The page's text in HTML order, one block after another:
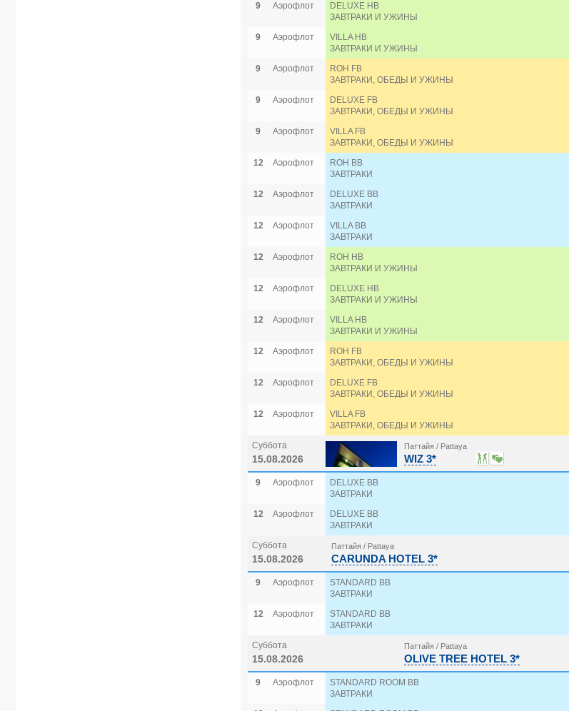
LANTANA PATTAYA HOTEL &
MANDARIN EASTVILLE PATTAYA 5*
MASON PATTAYA 5*
MAYAANA BEACH RESORT (ex.
PATTAYA DISCOVERY BEACH
PATTAYA PARK BEACH RESORT 3*
PAYAA HOTEL 3*
PHU VIEW TALAY RESORT 2*
PHUPHAYA RESORT 3*
PINNACLE GRAND JOMTIEN
PLUMERIA RESORT PATTAYA 3*
RAVINDRA BEACH RESORT &
ROYAL CLIFF BEACH HOTEL 5*
ROYAL THAI PAVILION 4*
ROYAL WING SUITES & SPA 5*
9 Аэрофлот
DELUXE HB
ЗАВТРАКИ И УЖИНЫ
9 Аэрофлот
VILLA HB
ЗАВТРАКИ И УЖИНЫ
9 Аэрофлот
ROH FB
ЗАВТРАКИ, ОБЕДЫ И УЖИНЫ
9 Аэрофлот
DELUXE FB
ЗАВТРАКИ, ОБЕДЫ И УЖИНЫ
9 Аэрофлот
VILLA FB
ЗАВТРАКИ, ОБЕДЫ И УЖИНЫ
12 Аэрофлот
ROH BB
ЗАВТРАКИ
12 Аэрофлот
DELUXE BB
ЗАВТРАКИ
12 Аэрофлот
VILLA BB
ЗАВТРАКИ
12 Аэрофлот
ROH HB
ЗАВТРАКИ И УЖИНЫ
12 Аэрофлот
DELUXE HB
ЗАВТРАКИ И УЖИНЫ
12 Аэрофлот
VILLA HB
ЗАВТРАКИ И УЖИНЫ
12 Аэрофлот
ROH FB
ЗАВТРАКИ, ОБЕДЫ И УЖИНЫ
12 Аэрофлот
DELUXE FB
ЗАВТРАКИ, ОБЕДЫ И УЖИНЫ
12 Аэрофлот
VILLA FB
ЗАВТРАКИ, ОБЕДЫ И УЖИНЫ
Суббота
15.08.2026
Паттайя / Pattaya
WIZ 3*
9 Аэрофлот
DELUXE BB
ЗАВТРАКИ
12 Аэрофлот
DELUXE BB
ЗАВТРАКИ
Суббота
15.08.2026
Паттайя / Pattaya
CARUNDA HOTEL 3*
9 Аэрофлот
STANDARD BB
ЗАВТРАКИ
12 Аэрофлот
STANDARD BB
ЗАВТРАКИ
Суббота
15.08.2026
Паттайя / Pattaya
OLIVE TREE HOTEL 3*
9 Аэрофлот
STANDARD ROOM BB
ЗАВТРАКИ